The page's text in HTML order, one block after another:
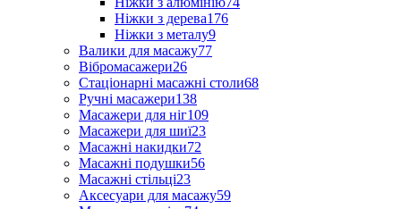
Ніжки з дерева176
Ніжки з металу9
Валики для масажу77
Вібромасажери26
Стаціонарні масажні столи68
Ручні масажери138
Масажери для ніг109
Масажери для шиї23
Масажні накидки72
Масажні подушки56
Масажні стільці23
Аксесуари для масажу59